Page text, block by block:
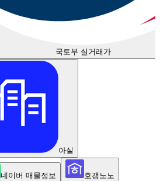
국토부 실거래가
아실
네이버 매물정보 호갱노노